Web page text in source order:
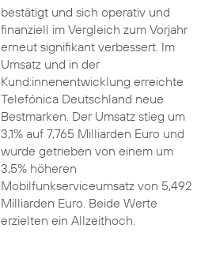
bestätigt und sich operativ und
finanziell im Vergleich zum Vorjahr
erneut signifikant verbessert. Im
Umsatz und in der
Kund:innenentwicklung erreichte
Telefónica Deutschland neue
Bestmarken. Der Umsatz stieg um
3,1% auf 7,765 Milliarden Euro und
wurde getrieben von einem um
3,5% höheren
Mobilfunkserviceumsatz von 5,492
Milliarden Euro. Beide Werte
erzielten ein Allzeithoch.